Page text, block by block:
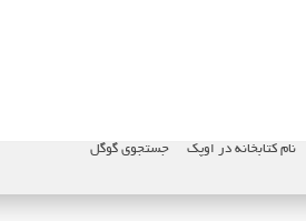
نام کتابخانه در اوپک جستجوی گوگل